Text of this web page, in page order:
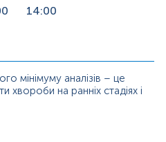
14:00
мінімуму аналізів – це
на ранніх стадіях і